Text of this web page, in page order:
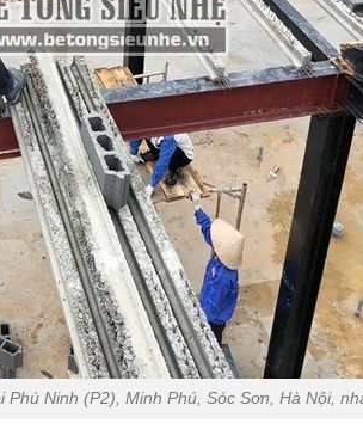
Ninh (P2), Minh Phú, Sóc Sơn, Hà Nội,